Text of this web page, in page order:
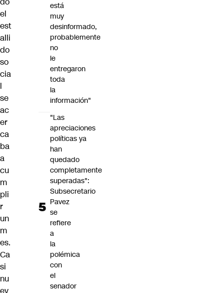
el
est
alli
do
so
cia
l
se
ac
er
ca
ba
a
cu
m
pli
r
un
m
es.
Ca
si
nu
ev
está
muy
desinformado,
probablemente
no
le
entregaron
toda
la
información"
"Las
apreciaciones
políticas ya
han
quedado
completamente
superadas":
Subsecretario
Pavez
se
refiere
a
la
polémica
con
el
senador